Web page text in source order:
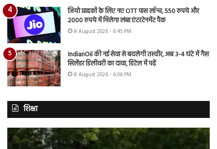
जियो ग्राहकों के लिए नए OTT पास लॉन्च, 550 रुपये और
2000 रुपये में मिलेगा लंबा एंटरटेनमेंट पैक
8 August 2026 - 6:45 PM
IndianOil की नई सेवा से बदलेगी तस्वीर, अब 3-4 घंटे में गैस
सिलेंडर डिलीवरी का दावा, डिटेल में पढ़ें
8 August 2026 - 6:06 PM
शिक्षा